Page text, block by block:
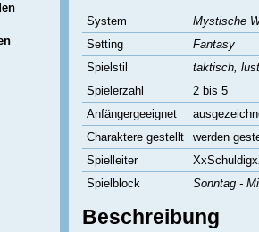
System
Mystische
Setting
Fantasy
Spielstil
taktisch,
Spielerzahl
2 bis 5
Anfängergeeignet
Charaktere gestellt
werden
Spielleiter
Spielblock
Sonntag -
Beschreibung